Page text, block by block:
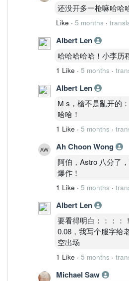
还没开多一枪嘛哈哈
Like · 5 months ·
Albert Len
哈哈哈哈哈！小李历
1 Like · 5 months ·
Albert Len
M s，槍不是亂开的
哈哈！
1 Like · 5 months ·
Ah Choon Wong
阿伯，Astro 八分了
爆作！
1 Like · 5 months ·
Albert Len
要看得明白：：：：
0.08，我写个服字给
空出场
1 Like · 5 months ·
Michael Saw